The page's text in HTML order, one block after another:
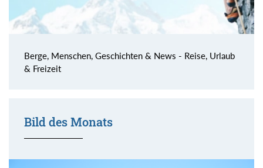
Berge, Menschen, Geschichten & News - Reise, Urlaub
& Freizeit
Bild des Monats